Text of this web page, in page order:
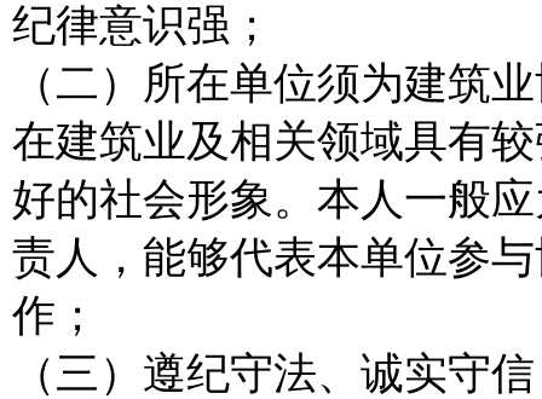
纪律意识强；
（二）所在单位须为建筑
在建筑业及相关领域具有
好的社会形象。本人一般
责人，能够代表本单位参
作；
（三）遵纪守法、诚实守